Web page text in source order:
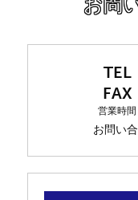
営業時
お問い